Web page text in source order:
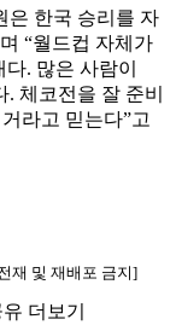
은 한국 승리를 자
“월드컵 자체가
. 많은 사람이
체코전을 잘 준비
라고 믿는다”고
재 및 재배포 금지]
더보기